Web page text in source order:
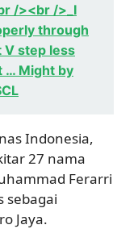
/><br />_I
through
V step less
… Might by
Indonesia,
27 nama
Ferarri
sebagai
Jaya.